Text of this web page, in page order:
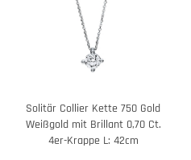
Solitär Collier Kette 750 Gold
Weißgold mit Brillant 0,70 Ct.
4er-Krappe L: 42cm